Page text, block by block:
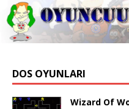
DOS OYUNLARI
Wizard Of